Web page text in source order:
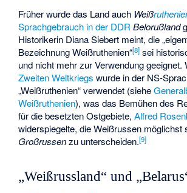
Früher wurde das Land auch Weiß
Sprachgebrauch in der DDR Belorußland
Historikerin Diana Siebert meint, die
Bezeichnung Weißruthenien“[8] sei
und nicht mehr zur Verwendung geeignet.
Zweiten Weltkriegs wurde in der NS-
„Weißruthenien“ verwendet (siehe
Weißruthenien), was das Bemühen des
für die besetzten Ostgebiete,Alfred
widerspiegelte, die Weißrussen möglichst
Großrussenzu unterscheiden.[9]
„Weißrussland“ und